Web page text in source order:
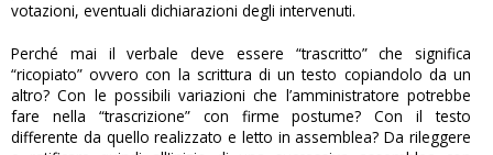
votazioni, eventuali dichiarazioni degli intervenuti.
Perché mai il verbale deve essere “trascritto” che significa
“ricopiato” ovvero con la scrittura di un testo copiandolo da un
altro? Con le possibili variazioni che l’amministratore potrebbe
fare nella “trascrizione” con firme postume? Con il testo
differente da quello realizzato e letto in assemblea? Da rileggere